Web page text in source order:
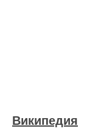
Википедия